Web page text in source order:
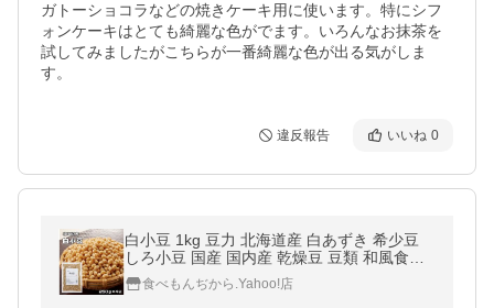
ガトーショコラなどの焼きケーキ用に使います。特にシフ
ォンケーキはとても綺麗な色がでます。いろんなお抹茶を
試してみましたがこちらが一番綺麗な色が出る気がしま
す。
違反報告 いいね 0
白小豆 1kg 豆力 北海道産 白あずき 希少豆
しろ小豆 国産 国内産 乾燥豆 豆類 和風食材
生豆 限定品
食べもんぢから.Yahoo!店